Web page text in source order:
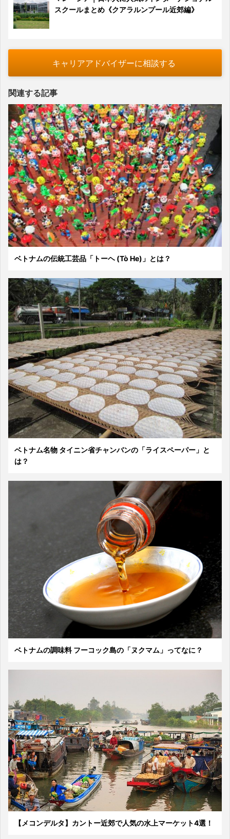
スクールまとめ《クアラルンプール近郊編》
キャリアアドバイザーに相談する
関連する記事
ベトナムの伝統工芸品「トーヘ (Tò He)」とは？
ベトナム名物 タイニン省チャンバンの「ライスペーパー」と
は？
ベトナムの調味料 フーコック島の「ヌクマム」ってなに？
【メコンデルタ】カントー近郊で人気の水上マーケット4選！